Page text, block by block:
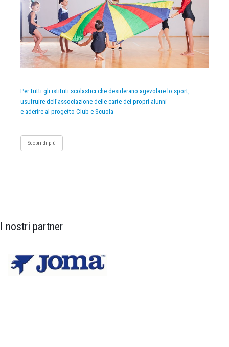
Per tutti gli istituti scolastici che desiderano agevolare lo sport,
usufruire dell’associazione delle carte dei propri alunni
e aderire al progetto Club e Scuola
Scopri di più
I nostri partner